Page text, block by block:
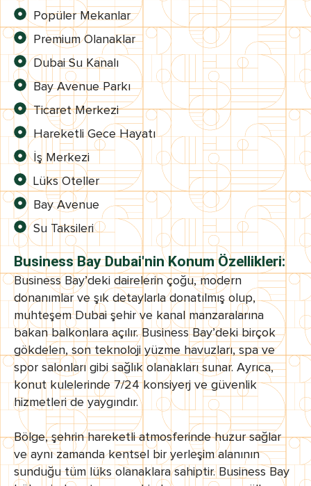
Popüler Mekanlar
Premium Olanaklar
Dubai Su Kanalı
Bay Avenue Parkı
Ticaret Merkezi
Hareketli Gece Hayatı
İş Merkezi
Lüks Oteller
Bay Avenue
Su Taksileri
Business Bay Dubai'nin Konum Özellikleri:
Business Bay’deki dairelerin çoğu, modern
donanımlar ve şık detaylarla donatılmış olup,
muhteşem Dubai şehir ve kanal manzaralarına
bakan balkonlara açılır. Business Bay’deki birçok
gökdelen, son teknoloji yüzme havuzları, spa ve
spor salonları gibi sağlık olanakları sunar. Ayrıca,
konut kulelerinde 7/24 konsiyerj ve güvenlik
hizmetleri de yaygındır.
Bölge, şehrin hareketli atmosferinde huzur sağlar
ve aynı zamanda kentsel bir yerleşim alanının
sunduğu tüm lüks olanaklara sahiptir. Business Bay